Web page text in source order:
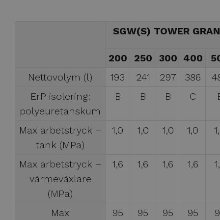
SGW(S) TOWER
200 250 300 400
Nettovolym (l)
193 241 297 386
ErP isolering:
polyeuretanskum
B B B C
Max arbetstryck –
tank (MPa)
1,0 1,0 1,0 1,0
Max arbetstryck –
värmeväxlare
(MPa)
1,6 1,6 1,6 1,6
Max 95 95 95 95